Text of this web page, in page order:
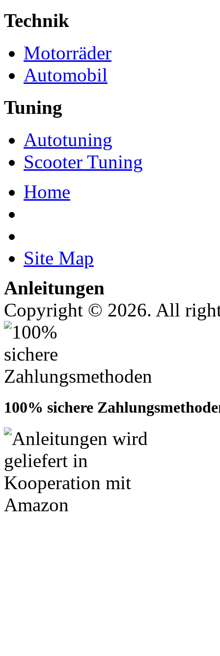
Technik
Motorräder
Automobil
Tuning
Autotuning
Scooter Tuning
Home
Site Map
Anleitungen
Copyright © 2026. All
100% sichere